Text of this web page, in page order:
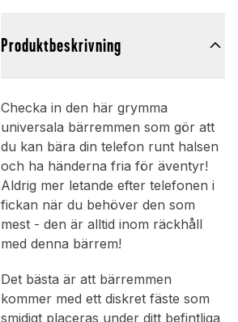
Produktbeskrivning
Checka in den här grymma
universala bärremmen som gör att
du kan bära din telefon runt halsen
och ha händerna fria för äventyr!
Aldrig mer letande efter telefonen i
fickan när du behöver den som
mest - den är alltid inom räckhåll
med denna bärrem!
Det bästa är att bärremmen
kommer med ett diskret fäste som
smidigt placeras under ditt befintliga